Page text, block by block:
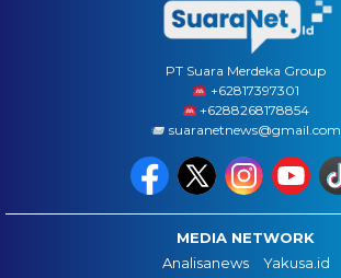
PT Suara Merdeka Group
‪+62817397301
+6288268178854
suaranetnews@gmail.com
MEDIA NETWORK
Analisanews
Yakusa.id